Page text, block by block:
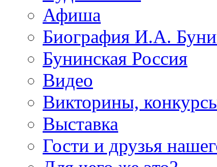
Афиша
Биография И.А.
Бунинская Россия
Видео
Викторины,
Выставка
Гости и друзья